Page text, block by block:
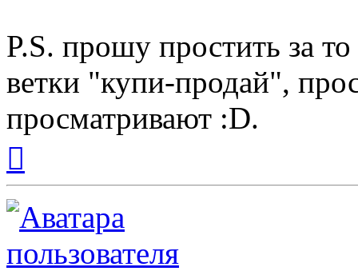
P.S. прошу простить за
ветки "купи-продай",
просматривают :D.
началу